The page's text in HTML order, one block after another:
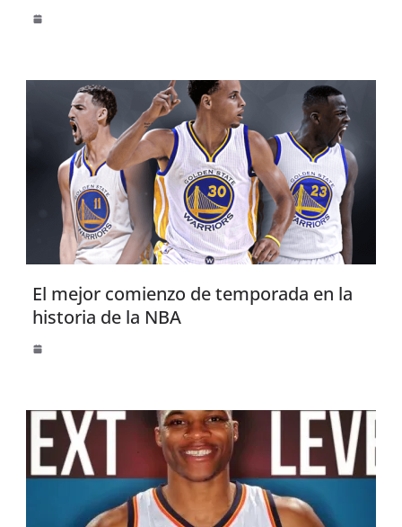
El mejor comienzo de temporada en la
historia de la NBA